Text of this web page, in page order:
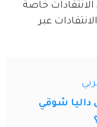
خاصة
عبر
شوقي